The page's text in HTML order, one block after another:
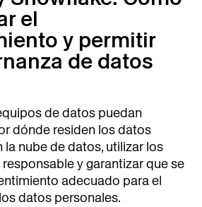
el
y permitir
de datos
de datos puedan
dónde residen los datos
nube de datos, utilizar los
y garantizar que se
adecuado para el
datos personales.